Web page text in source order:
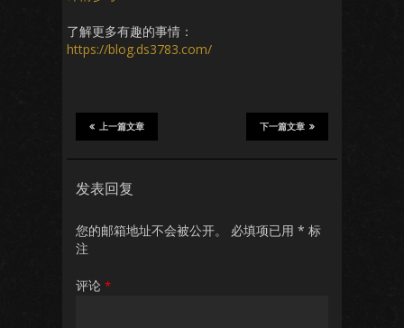
了解更多有趣的事情：
https://blog.ds3783.com/
下一篇文章
上一篇文章
发表回复
您的邮箱地址不会被公开。 必填项已用 * 标
注
评论 *